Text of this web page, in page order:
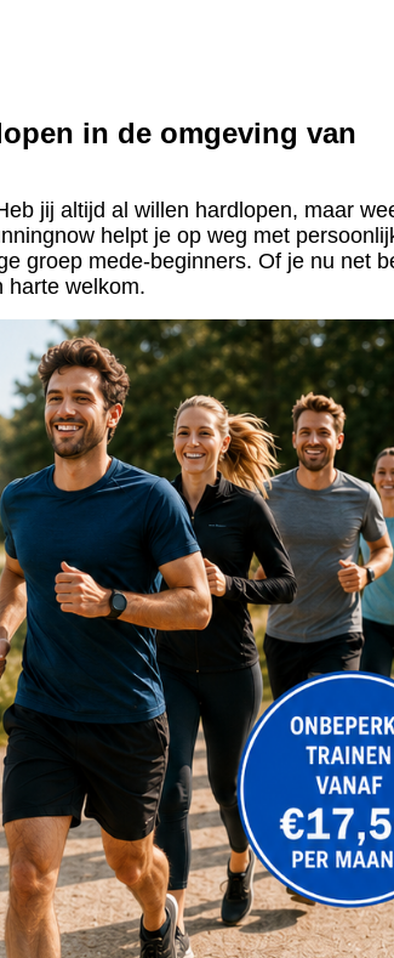
in de omgeving van
jij altijd al willen hardlopen, maar
helpt je op weg met
groep mede-beginners. Of je nu net
harte welkom.